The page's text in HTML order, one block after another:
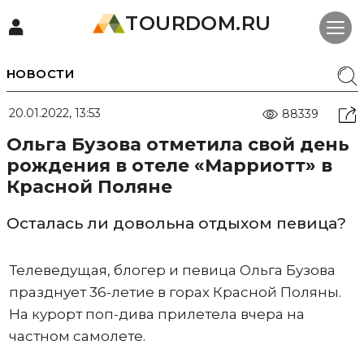
TOURDOM.RU
НОВОСТИ
20.01.2022, 13:53 88339
Ольга Бузова отметила свой день
рождения в отеле «Марриотт» в
Красной Поляне
Осталась ли довольна отдыхом певица?
Телеведущая, блогер и певица Ольга Бузова
празднует 36-летие в горах Красной Поляны.
На курорт поп-дива прилетела вчера на
частном самолете.